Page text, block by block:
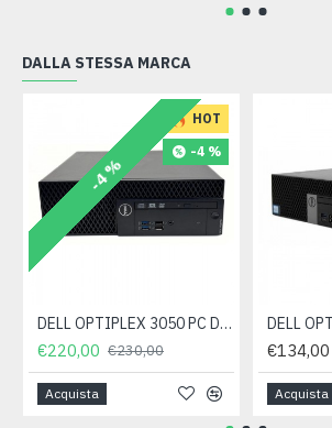
DALLA STESSA MARCA
HOT
-4 %
-4 %
DELL OPTIPLEX 3050 PC DESKTOP SFF INTEL CORE I7-6700 RAM 16GB SSD 256GB WIN 11 PRO- RICONDIZIONATO
€220,00 €230,00
Acquista
€134,00
Acquista